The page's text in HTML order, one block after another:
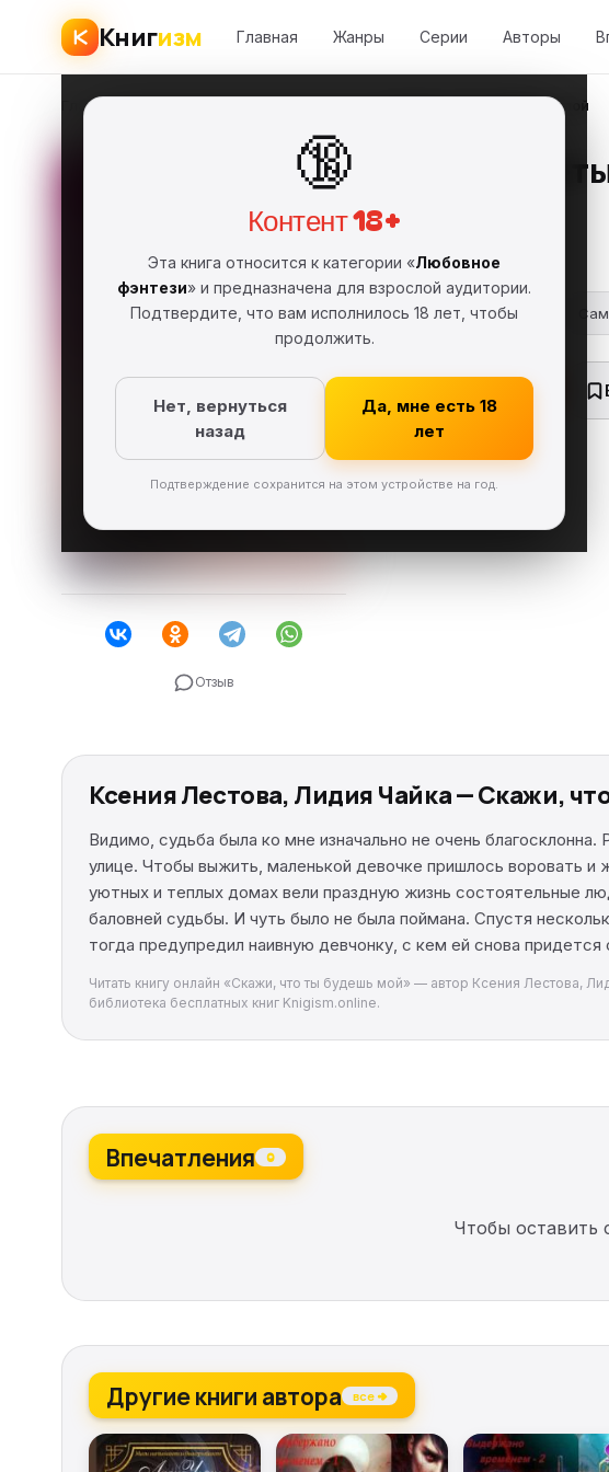
Книгизм Главная Жанры Серии Авторы
🔞
Контент 18+
Эта книга относится к категории «Любовное
фэнтези» и предназначена для взрослой аудитории.
Подтвердите, что вам исполнилось 18 лет, чтобы
продолжить.
Да, мне есть 18
лет
Нет, вернуться
назад
Подтверждение сохранится на этом устройстве на год.
Главная Скажи, что ты будешь мой
Отзыв
Скажи, что
КЛ
FB2Полная версия
Любовное фэнтези
Скачать FB2
Ксения Лестова, Лидия Чайка — Скажи,
Видимо, судьба была ко мне изначально не очень
улице. Чтобы выжить, маленькой девочке пришлось воровать и
уютных и теплых домах вели праздную жизнь состоятельные
баловней судьбы. И чуть было не была поймана. Спустя
тогда предупредил наивную девчонку, с кем ей снова придется
Читать книгу онлайн «Скажи, что ты будешь мой» — автор Ксения Лестова,
библиотека бесплатных книг Knigism.online.
Впечатления 0
Чтобы оставить
Другие книги автора все →